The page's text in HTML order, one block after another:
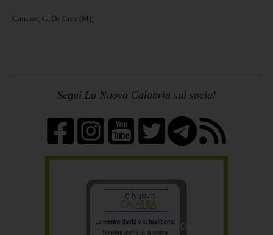
Carrano, G. De Crea (M);
Segui La Nuova Calabria sui social